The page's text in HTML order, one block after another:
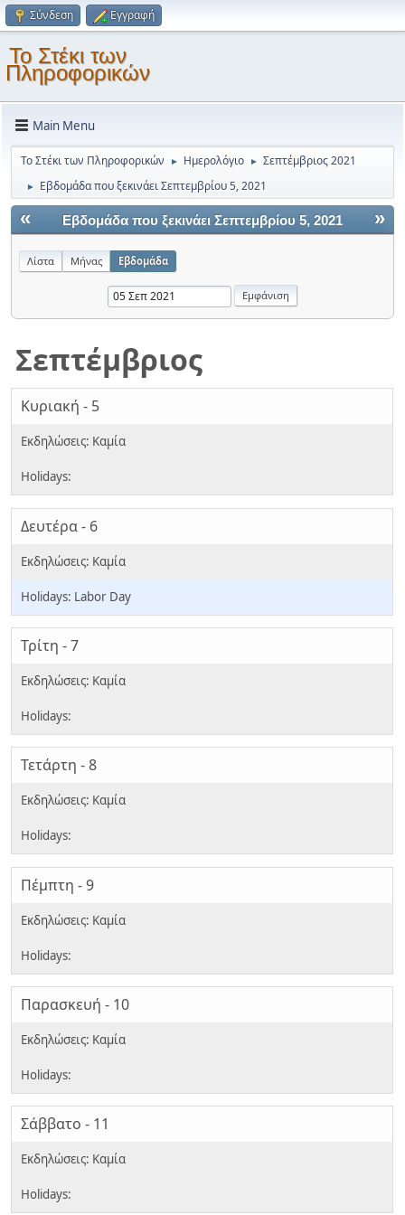
Σύνδεση Εγγραφή
Το Στέκι των
Πληροφορικών
Main Menu
Το Στέκι των Πληροφορικών ► Ημερολόγιο ► Σεπτέμβριος 2021
► Εβδομάδα που ξεκινάει Σεπτεμβρίου 5, 2021
« »
Εβδομάδα που ξεκινάει Σεπτεμβρίου 5, 2021
Λίστα Μήνας Εβδομάδα
Σεπτέμβριος
Κυριακή - 5
Δευτέρα - 6
Labor Day
Τρίτη - 7
Τετάρτη - 8
Πέμπτη - 9
Παρασκευή - 10
Σάββατο - 11